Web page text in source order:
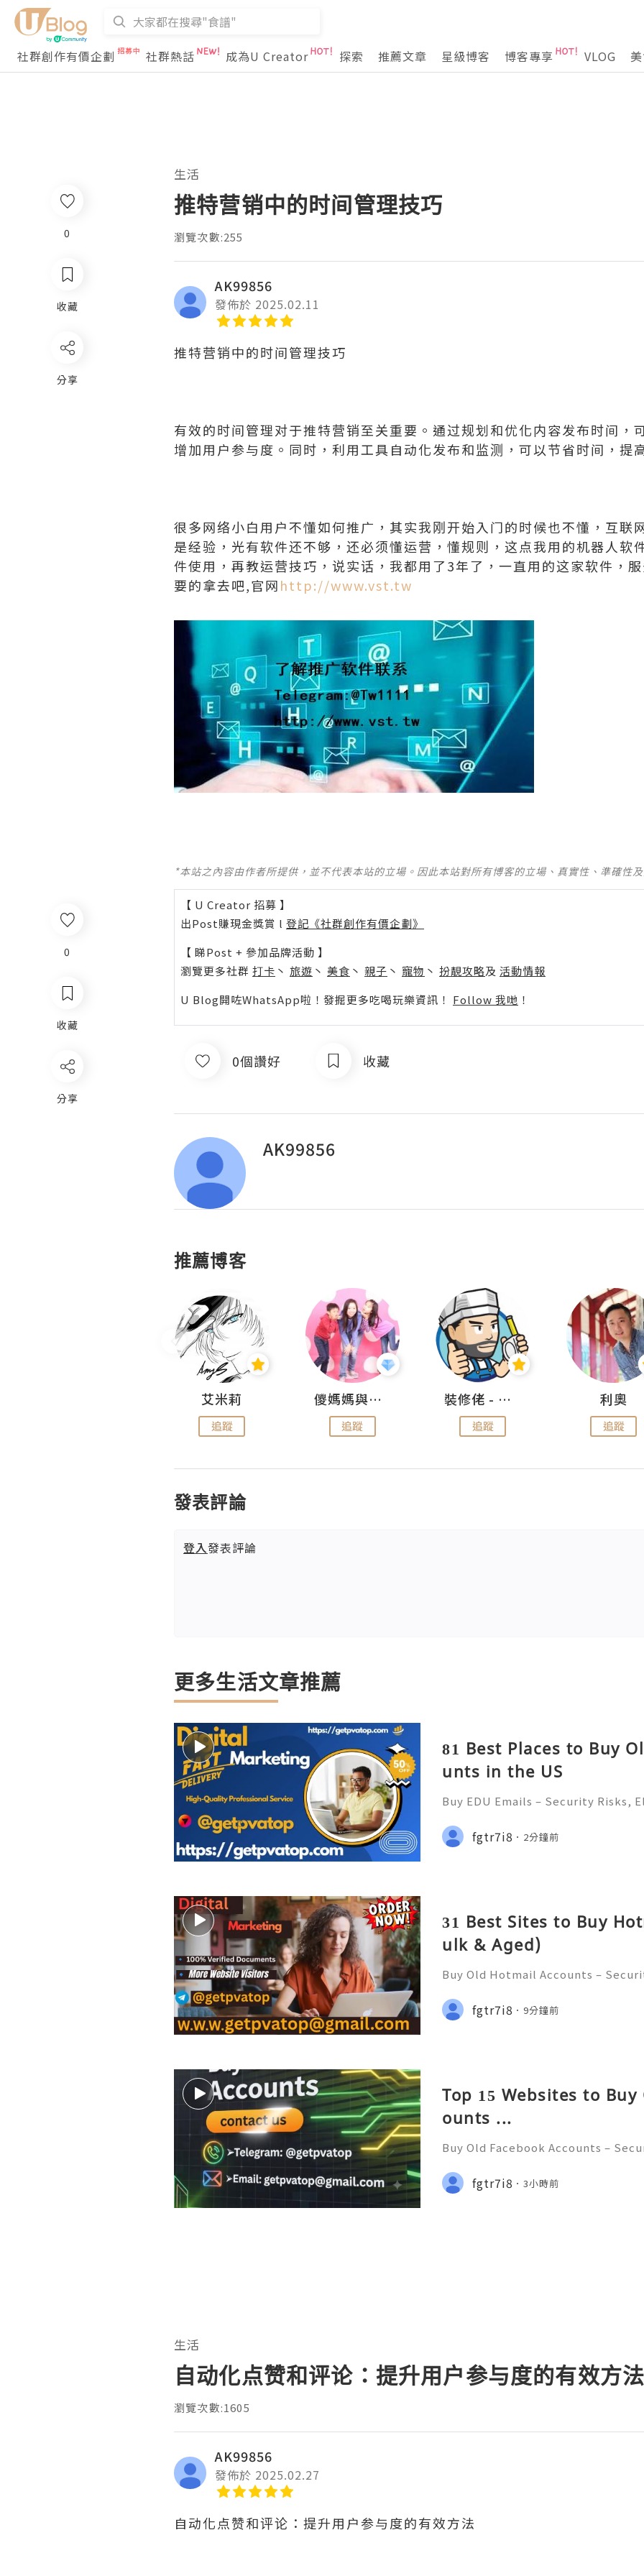
社群創作有價企劃 社群熱話 成為U Creator 探索 推薦文章 星級博客 博客專享 VLOG
0
收藏
分享
生活
推特营销中的时间管理技巧
瀏覽次數:255
AK99856
發佈於 2025.02.11
推特营销中的时间管理技巧
有效的时间管理对于推特营销至关重要。通过规划和优化内容发布时间，
增加用户参与度。同时，利用工具自动化发布和监测，可以节省时间，提
很多网络小白用户不懂如何推广，其实我刚开始入门的时候也不懂，互联
是经验，光有软件还不够，还必须懂运营，懂规则，这点我用的机器人软
件使用，再教运营技巧，说实话，我都用了3年了，一直用的这家软件，
要的拿去吧,官网http://www.vst.tw
*本站之內容由作者所提供，並不代表本站的立場。因此本站對所有博客的立場、真實性、準確性
【 U Creator 招募 】
出Post賺現金獎賞 l 登記《社群創作有價企劃》
【 睇Post + 參加品牌活動 】
瀏覽更多社群 打卡 丶 旅遊 丶 美食 丶 親子 丶 寵物 丶 扮靚攻略及 活動情報
U Blog開咗WhatsApp啦！發掘更多吃喝玩樂資訊！ Follow 我哋 ！
0個讚好 收藏
AK99856
推薦博客
艾米莉
追蹤
儍媽媽與兩隻小魔怪之家
追蹤
裝修佬 - 香港一站式網上裝修平台
追蹤
利奧
追蹤
發表評論
登入發表評論
更多生活文章推薦
81 Best Places to Buy
unts in the US
Buy EDU Emails – Security
NTEED ✨🔥⚡️🌐 ⚡️📱💬🚀
ram Username: @getpvatop
fgtr7i8 2分鐘前
31 Best Sites to Buy
ulk & Aged)
Buy Old Hotmail Accounts –
NT REPLY GUARANTEED ✨🔥⚡️🌐
op ⚡️📢👤🔔 Telegram Username:
fgtr7i8 9分鐘前
Top 15 Websites to
ounts ...
Buy Old Facebook Accounts –
NSTANT REPLY GUARANTEED
tpvatop ⚡️📢👤🔔 Telegram
fgtr7i8 3小時前
0
收藏
分享
生活
自动化点赞和评论：提升用户参与度的有效方
瀏覽次數:1605
AK99856
發佈於 2025.02.27
自动化点赞和评论：提升用户参与度的有效方法